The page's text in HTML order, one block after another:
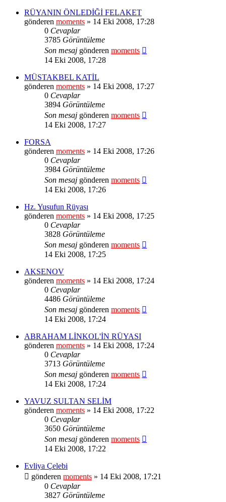
RÜYANIN ÖNLEDİĞİ FELAKET
gönderen moments » 14 Eki 2008, 17:28
0 Cevaplar
3785 Görüntüleme
Son mesaj gönderen moments
14 Eki 2008, 17:28
MÜSTAKBEL KATİL
gönderen moments » 14 Eki 2008, 17:27
0 Cevaplar
3894 Görüntüleme
Son mesaj gönderen moments
14 Eki 2008, 17:27
FORSA
gönderen moments » 14 Eki 2008, 17:26
0 Cevaplar
3984 Görüntüleme
Son mesaj gönderen moments
14 Eki 2008, 17:26
Hz. Yusufun Rüyası
gönderen moments » 14 Eki 2008, 17:25
0 Cevaplar
3828 Görüntüleme
Son mesaj gönderen moments
14 Eki 2008, 17:25
AKSENOV
gönderen moments » 14 Eki 2008, 17:24
0 Cevaplar
4486 Görüntüleme
Son mesaj gönderen moments
14 Eki 2008, 17:24
ABRAHAM LİNKOL'İN RÜYASI
gönderen moments » 14 Eki 2008, 17:24
0 Cevaplar
3713 Görüntüleme
Son mesaj gönderen moments
14 Eki 2008, 17:24
YAVUZ SULTAN SELİM
gönderen moments » 14 Eki 2008, 17:22
0 Cevaplar
3650 Görüntüleme
Son mesaj gönderen moments
14 Eki 2008, 17:22
Evliya Çelebi
gönderen moments » 14 Eki 2008, 17:21
0 Cevaplar
3827 Görüntüleme